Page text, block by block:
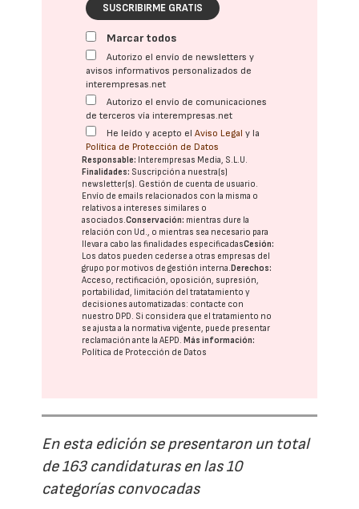
SUSCRIBIRME GRATIS
Marcar todos
Autorizo el envío de newsletters y
avisos informativos personalizados de
interempresas.net
Autorizo el envío de comunicaciones
de terceros vía interempresas.net
He leído y acepto elAviso Legal y la
Política de Protección de Datos
Responsable: Interempresas Media, S.L.U.
Finalidades: Suscripción a nuestra(s)
newsletter(s). Gestión de cuenta de usuario.
Envío de emails relacionados con la misma o
relativos a intereses similares o
asociados.Conservación: mientras dure la
relación con Ud., o mientras sea necesario para
llevar a cabo las finalidades especificadasCesión:
Los datos pueden cederse a otras empresas del
grupo por motivos de gestión interna.Derechos:
Acceso, rectificación, oposición, supresión,
portabilidad, limitación del tratatamiento y
decisiones automatizadas: contacte con
nuestro DPD. Si considera que el tratamiento no
se ajusta a la normativa vigente, puede presentar
reclamación ante laAEPD.Más información:
Política de Protección de Datos
En esta edición se presentaron un total
de 163 candidaturas en las 10
categorías convocadas